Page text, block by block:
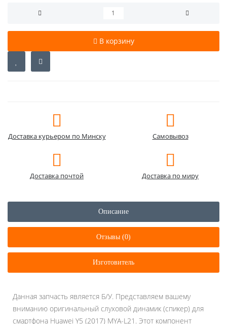
В корзину
Доставка курьером по Минску Самовывоз
Доставка почтой Доставка по миру
Описание
Отзывы (0)
Изготовитель
Данная запчасть является Б/У. Представляем вашему
вниманию оригинальный слуховой динамик (спикер) для
смартфона Huawei Y5 (2017) MYA-L21. Этот компонент